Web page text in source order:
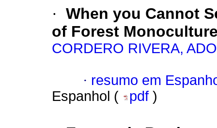
· When you Cannot
of Forest
CORDERO RIVERA,
· resumo em
Espanhol (
pdf )